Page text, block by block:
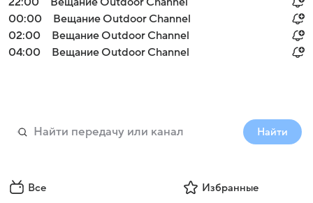
00:00
Вещание Outdoor Channel
02:00
Вещание Outdoor Channel
04:00
Вещание Outdoor Channel
Найти
Все Избранные